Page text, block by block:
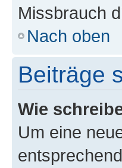
Missbrauch
Nach oben
Beiträge
Wie
Um eine